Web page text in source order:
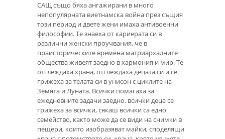
САЩ също бяха ангажирани в много
непопулярната виетнамска война през същия
този период и двете жени имаха антивоенни
философии. Те знаеха от кариерата си в
различни женски проучвания, че в
праисторическите времена матриархалните
общества живеят заедно в хармония и мир. Те
отглеждаха храна, отглеждаха децата си и се
грижеха за телата си в унисон с циклите на
Земята и Луната. Всички помагаха за
ежедневните задачи заедно, всички деца се
грижеха за всички, сякаш всички са едно
семейство, както може да се види на снимки в
пещери, които изобразяват майки, споделящи